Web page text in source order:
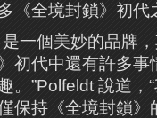
《全境封鎖》初代
一個美妙的品牌
初代中還有許多
。”Polfeldt 說道，
保持《全境封鎖》